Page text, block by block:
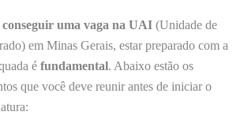
conseguir uma vaga na UAI (Unidade de
em Minas Gerais, estar preparado com a
é fundamental. Abaixo estão os
que você deve reunir antes de iniciar o